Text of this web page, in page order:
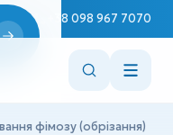
+38 098 967 7070
фімозу (обрізання)